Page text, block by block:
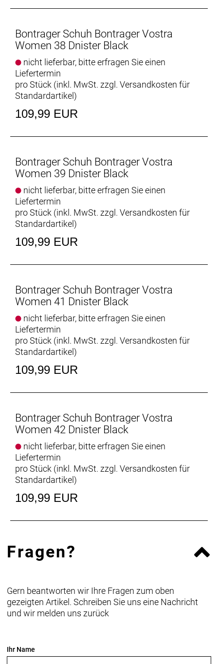
Bontrager Schuh Bontrager Vostra
Women 38 Dnister Black
nicht lieferbar, bitte erfragen Sie einen
Liefertermin
pro Stück (inkl. MwSt. zzgl. Versandkosten für
Standardartikel)
109,99 EUR
Bontrager Schuh Bontrager Vostra
Women 39 Dnister Black
nicht lieferbar, bitte erfragen Sie einen
Liefertermin
pro Stück (inkl. MwSt. zzgl. Versandkosten für
Standardartikel)
109,99 EUR
Bontrager Schuh Bontrager Vostra
Women 41 Dnister Black
nicht lieferbar, bitte erfragen Sie einen
Liefertermin
pro Stück (inkl. MwSt. zzgl. Versandkosten für
Standardartikel)
109,99 EUR
Bontrager Schuh Bontrager Vostra
Women 42 Dnister Black
nicht lieferbar, bitte erfragen Sie einen
Liefertermin
pro Stück (inkl. MwSt. zzgl. Versandkosten für
Standardartikel)
109,99 EUR
Fragen?
Gern beantworten wir Ihre Fragen zum oben
gezeigten Artikel. Schreiben Sie uns eine Nachricht
und wir melden uns zurück
Ihr Name